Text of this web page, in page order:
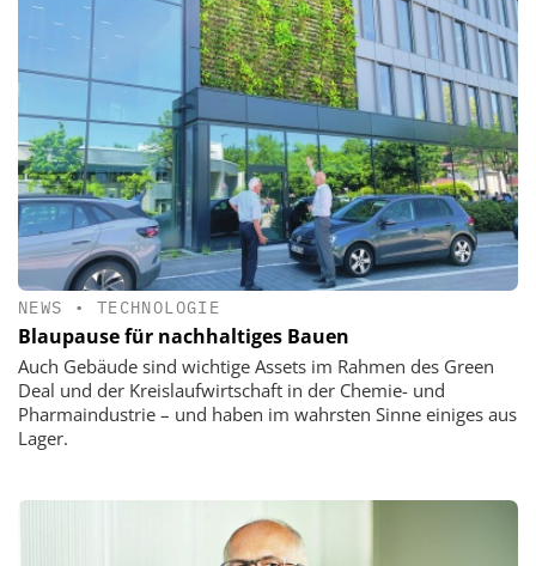
NEWS • TECHNOLOGIE
Blaupause für nachhaltiges Bauen
Auch Gebäude sind wichtige Assets im Rahmen des Green
Deal und der Kreislaufwirtschaft in der Chemie- und
Pharmaindustrie – und haben im wahrsten Sinne einiges aus
Lager.